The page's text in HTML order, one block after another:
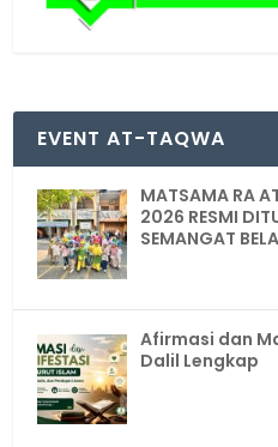
EVENT AT-TAQWA
MATSAMA RA
2026 RESMI
SEMANGAT
Afirmasi dan
Dalil Lengkap